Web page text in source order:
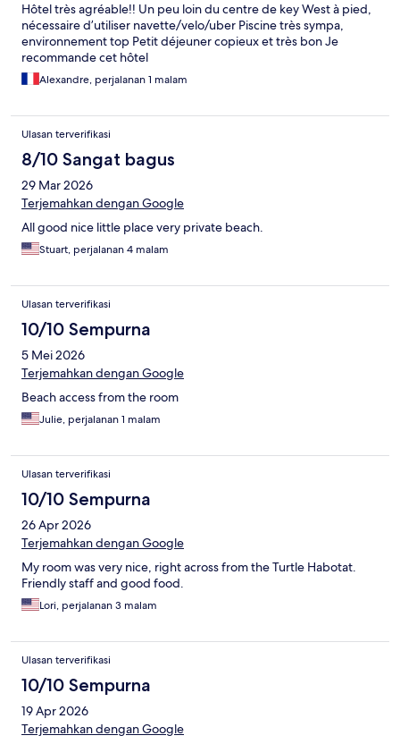
Hôtel très agréable!! Un peu loin du centre de key West à pied,
nécessaire d’utiliser navette/velo/uber Piscine très sympa,
environnement top Petit déjeuner copieux et très bon Je
recommande cet hôtel
Alexandre, perjalanan 1 malam
Ulasan terverifikasi
8/10 Sangat bagus
29 Mar 2026
Terjemahkan dengan Google
All good nice little place very private beach.
Stuart, perjalanan 4 malam
Ulasan terverifikasi
10/10 Sempurna
5 Mei 2026
Terjemahkan dengan Google
Beach access from the room
Julie, perjalanan 1 malam
Ulasan terverifikasi
10/10 Sempurna
26 Apr 2026
Terjemahkan dengan Google
My room was very nice, right across from the Turtle Habotat.
Friendly staff and good food.
Lori, perjalanan 3 malam
Ulasan terverifikasi
10/10 Sempurna
19 Apr 2026
Terjemahkan dengan Google